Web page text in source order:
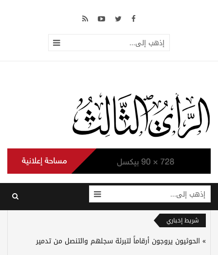
إذهب إلى...
إذهب إلى...
شريط إخباري
الحوثيون يروجون أرقاماً لتبرئة سجلهم والتنصل من تدمير